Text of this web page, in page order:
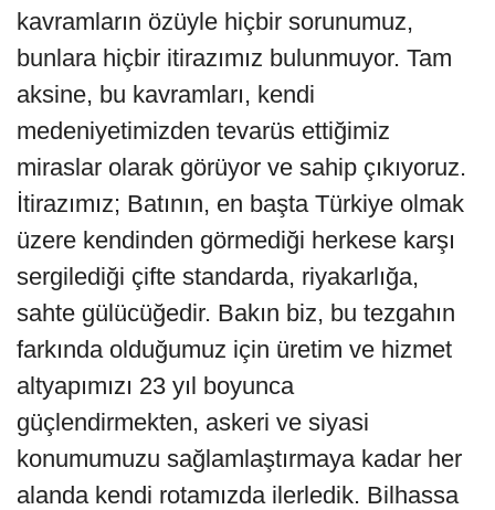
kavramların özüyle hiçbir sorunumuz,
bunlara hiçbir itirazımız bulunmuyor. Tam
aksine, bu kavramları, kendi
medeniyetimizden tevarüs ettiğimiz
miraslar olarak görüyor ve sahip çıkıyoruz.
İtirazımız; Batının, en başta Türkiye olmak
üzere kendinden görmediği herkese karşı
sergilediği çifte standarda, riyakarlığa,
sahte gülücüğedir. Bakın biz, bu tezgahın
farkında olduğumuz için üretim ve hizmet
altyapımızı 23 yıl boyunca
güçlendirmekten, askeri ve siyasi
konumumuzu sağlamlaştırmaya kadar her
alanda kendi rotamızda ilerledik. Bilhassa